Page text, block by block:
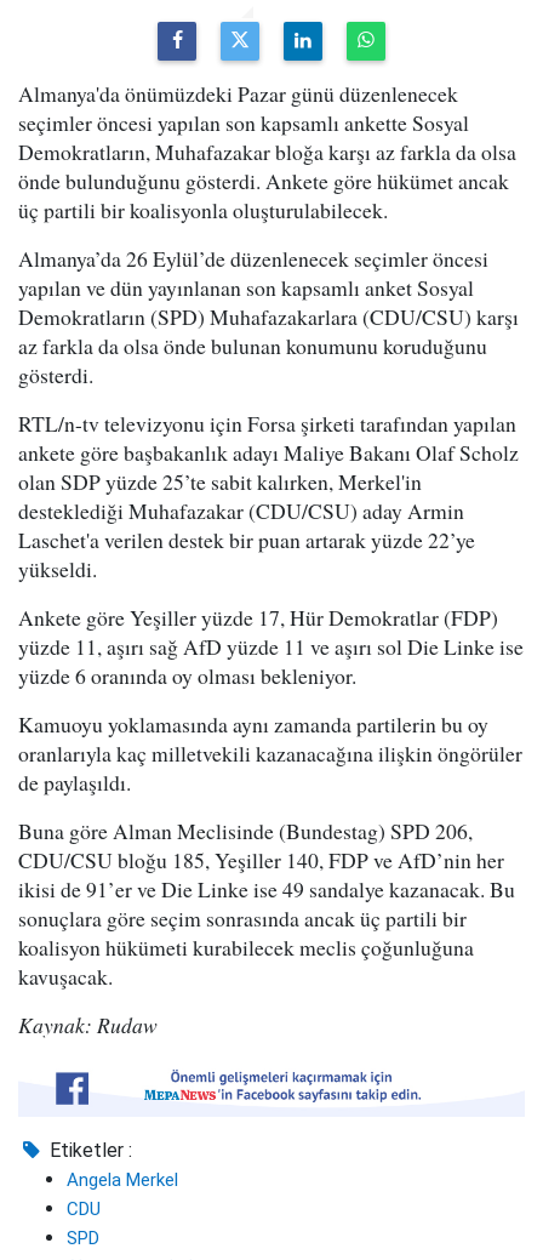
Almanya'da önümüzdeki Pazar günü düzenlenecek
seçimler öncesi yapılan son kapsamlı ankette Sosyal
Demokratların, Muhafazakar bloğa karşı az farkla da olsa
önde bulunduğunu gösterdi. Ankete göre hükümet ancak
üç partili bir koalisyonla oluşturulabilecek.
Almanya’da 26 Eylül’de düzenlenecek seçimler öncesi
yapılan ve dün yayınlanan son kapsamlı anket Sosyal
Demokratların (SPD) Muhafazakarlara (CDU/CSU) karşı
az farkla da olsa önde bulunan konumunu koruduğunu
gösterdi.
RTL/n-tv televizyonu için Forsa şirketi tarafından yapılan
ankete göre başbakanlık adayı Maliye Bakanı Olaf Scholz
olan SDP yüzde 25’te sabit kalırken, Merkel'in
desteklediği Muhafazakar (CDU/CSU) aday Armin
Laschet'a verilen destek bir puan artarak yüzde 22’ye
yükseldi.
Ankete göre Yeşiller yüzde 17, Hür Demokratlar (FDP)
yüzde 11, aşırı sağ AfD yüzde 11 ve aşırı sol Die Linke ise
yüzde 6 oranında oy olması bekleniyor.
Kamuoyu yoklamasında aynı zamanda partilerin bu oy
oranlarıyla kaç milletvekili kazanacağına ilişkin öngörüler
de paylaşıldı.
Buna göre Alman Meclisinde (Bundestag) SPD 206,
CDU/CSU bloğu 185, Yeşiller 140, FDP ve AfD’nin her
ikisi de 91’er ve Die Linke ise 49 sandalye kazanacak. Bu
sonuçlara göre seçim sonrasında ancak üç partili bir
koalisyon hükümeti kurabilecek meclis çoğunluğuna
kavuşacak.
Kaynak: Rudaw
Etiketler :
Angela Merkel
CDU
SPD